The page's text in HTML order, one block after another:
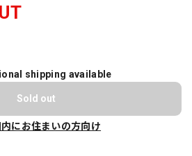
shipping available
Sold out
内にお住まいの方向け